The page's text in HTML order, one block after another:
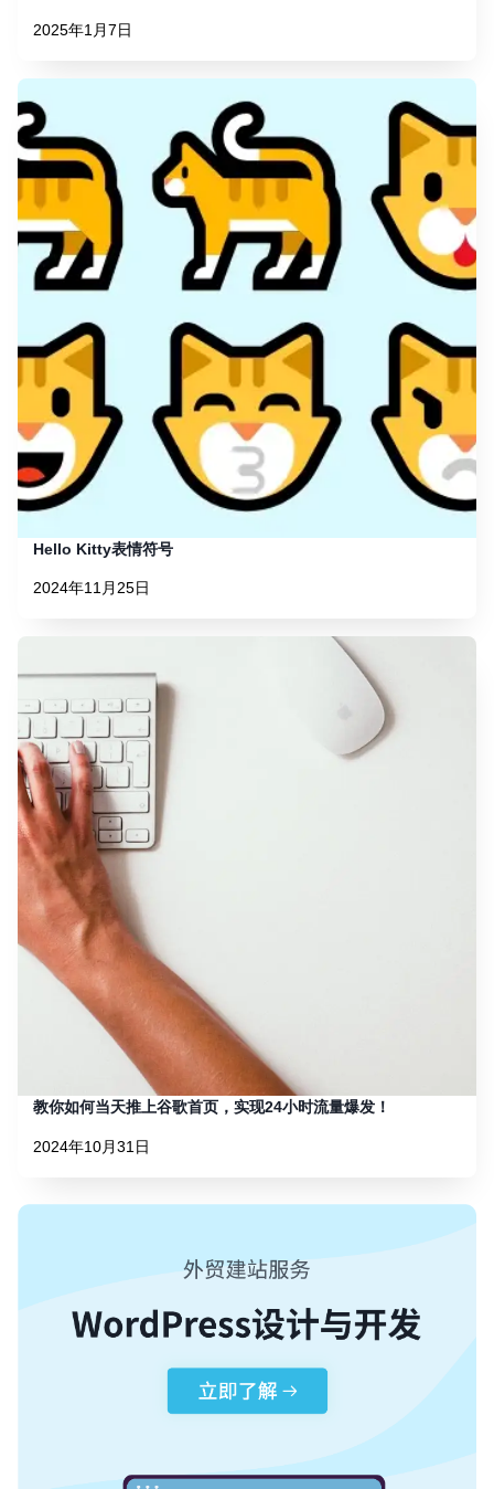
2025年1月7日
Hello Kitty表情符号
2024年11月25日
教你如何当天推上谷歌首页，实现24小时流量爆发！
2024年10月31日